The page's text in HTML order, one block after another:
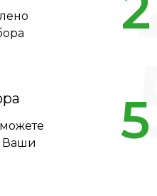
Ваши
5